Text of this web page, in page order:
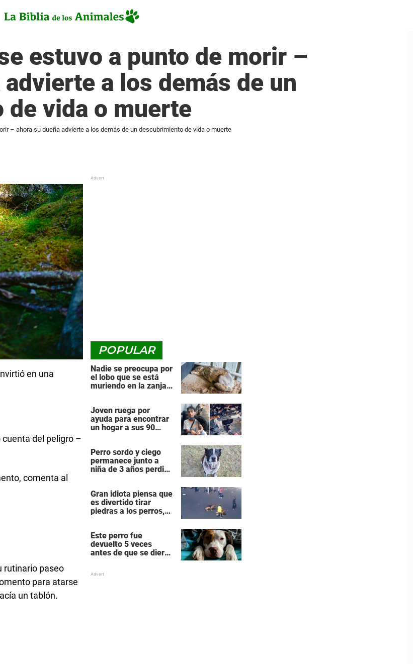
estuvo a punto de morir –
a los demás de un
vida o muerte
– ahora su dueña advierte a los demás de un descubrimiento de vida o muerte
en una
del peligro –
comenta al
rutinario paseo
para atarse
un tablón.
POPULAR
Nadie se preocupa por
el lobo que se está
muriendo en la zanja,
lo único correcto
Joven ruega por
ayuda para encontrar
un hogar a sus 90
estoy mal”
Perro sordo y ciego
permanece junto a
niña de 3 años perdida
Gran idiota piensa que
es divertido tirar
piedras a los perros,
fuerza
Este perro fue
devuelto 5 veces
antes de que se dieran